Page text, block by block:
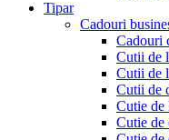
Tipar
Cadouri
Cadouri
Cutii de
Cutii de
Cutii de
Cutie de
Cutie de